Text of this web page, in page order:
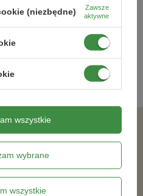
(niezbędne)
Zawsze
aktywne
wybrane
wszystkie
wszystkie